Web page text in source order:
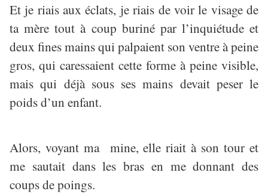
Et je riais aux éclats, je riais de voir le visage de
ta mère tout à coup buriné par l’inquiétude et
deux fines mains qui palpaient son ventre à peine
gros, qui caressaient cette forme à peine visible,
mais qui déjà sous ses mains devait peser le
poids d’un enfant.
Alors, voyant ma mine, elle riait à son tour et
me sautait dans les bras en me donnant des
coups de poings.